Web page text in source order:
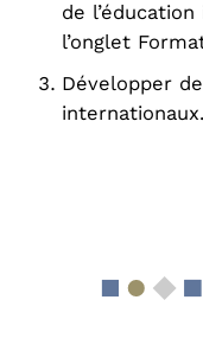
de
l’onglet
Développer
internationaux.